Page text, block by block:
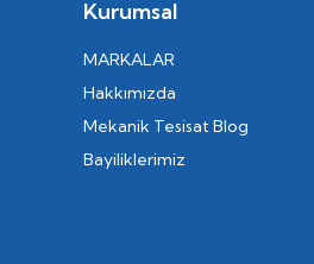
Kurumsal
MARKALAR
Hakkımızda
Mekanik Tesisat Blog
Bayiliklerimiz